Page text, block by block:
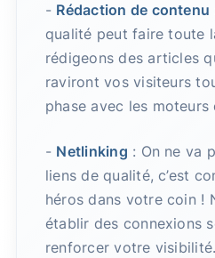
- Rédaction de contenu
qualité peut faire toute
rédigeons des articles
raviront vos visiteurs
phase avec les moteurs
- Netlinking : On ne va
liens de qualité, c’est
héros dans votre coin !
établir des connexions
renforcer votre